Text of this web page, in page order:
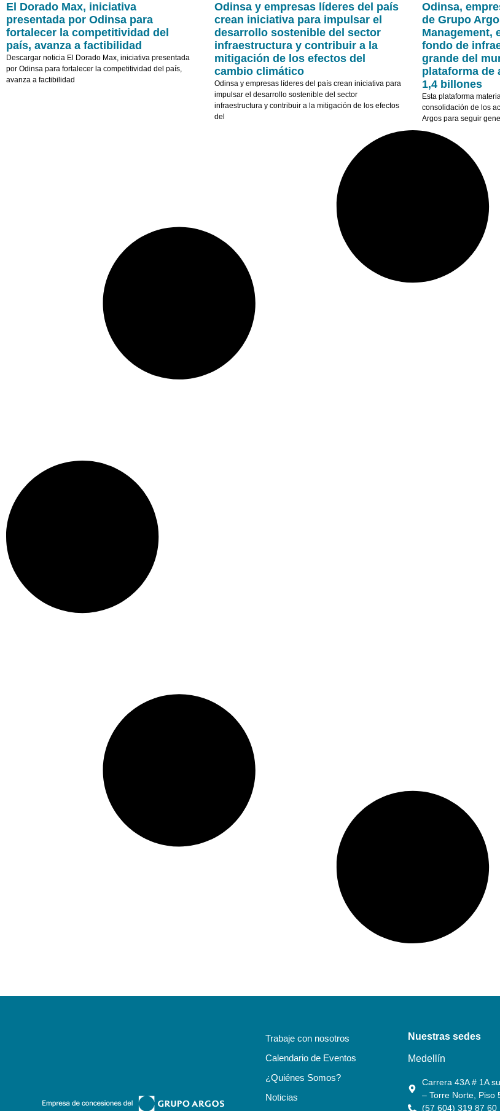
El Dorado Max, iniciativa
presentada por Odinsa para
fortalecer la competitividad del
país, avanza a factibilidad
Descargar noticia El Dorado Max, iniciativa presentada
por Odinsa para fortalecer la competitividad del país,
avanza a factibilidad
Odinsa y empresas líderes del país
crean iniciativa para impulsar el
desarrollo sostenible del sector
infraestructura y contribuir a la
mitigación de los efectos del
cambio climático
Odinsa y empresas líderes del país crean iniciativa para
impulsar el desarrollo sostenible del sector
infraestructura y contribuir a la mitigación de los efectos
del
Odinsa,
de Grupo
Management,
fondo de
grande del
plataforma de
1,4 billones
Esta plataforma
consolidación de los
Argos para seguir
Trabaje con nosotros
Calendario de Eventos
¿Quiénes Somos?
Noticias
Nuestras sedes
Medellín
Carrera 43A # 1A
– Torre Norte, Piso
(57 604) 319 87 60